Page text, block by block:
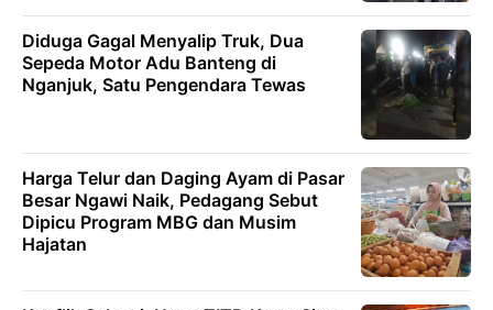
Diduga Gagal Menyalip Truk, Dua
Sepeda Motor Adu Banteng di
Nganjuk, Satu Pengendara Tewas
Harga Telur dan Daging Ayam di Pasar
Besar Ngawi Naik, Pedagang Sebut
Dipicu Program MBG dan Musim
Hajatan